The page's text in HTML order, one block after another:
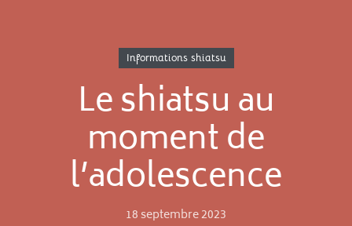
Informations shiatsu
Le shiatsu au
moment de
l’adolescence
18 septembre 2023